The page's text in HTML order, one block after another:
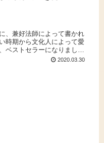
、兼好法師によって書かれ
時期から文化人によって愛
ベストセラーになりまし
いつ死んでもおかしくない
2020.03.30